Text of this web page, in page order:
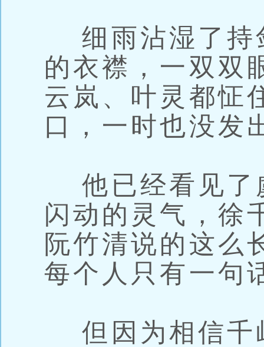
细雨沾湿了持
的衣襟，一双双
云岚、叶灵都怔
口，一时也没发
他已经看见了
闪动的灵气，徐
阮竹清说的这么
每个人只有一句
但因为相信千